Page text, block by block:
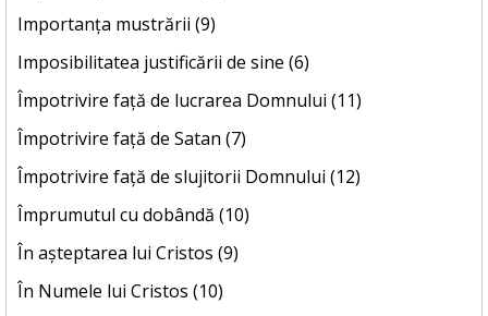
Importanța mustrării (9)
Imposibilitatea justificării de sine (6)
Împotrivire față de lucrarea Domnului (11)
Împotrivire față de Satan (7)
Împotrivire față de slujitorii Domnului (12)
Împrumutul cu dobândă (10)
În așteptarea lui Cristos (9)
În Numele lui Cristos (10)